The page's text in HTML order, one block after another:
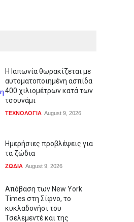
Η Ιαπωνία θωρακίζεται με
αυτοματοποιημένη ασπίδα
400 χιλιομέτρων κατά των
τσουνάμι
ΤΕΧΝΟΛΟΓΙΑ August 9, 2026
Ημερήσιες προβλέψεις για
τα ζώδια
ΖΩΔΙΑ August 9, 2026
Απόβαση των New York
Times στη Σίφνο, το
κυκλαδονήσι του
Τσελεμεντέ και της